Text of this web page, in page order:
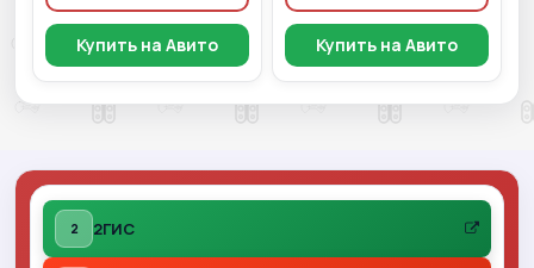
Купить на Авито Купить на Авито
2 2ГИС